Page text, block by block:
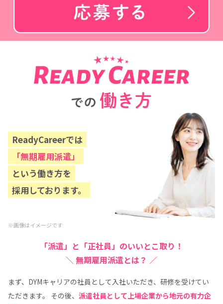
Ready Careerでの働き方
※画像はイメージです
ReadyCareerでは
「無期雇用派遣」
という働き方を
採用しております。
「派遣」と「正社員」のいいとこ取り！
＼ 無期雇用派遣とは？ ／
まず、DYMキャリアの社員として入社いただき、研修を受けてい
ただきます。
その後、 派遣社員として上場企業から地元の有力企